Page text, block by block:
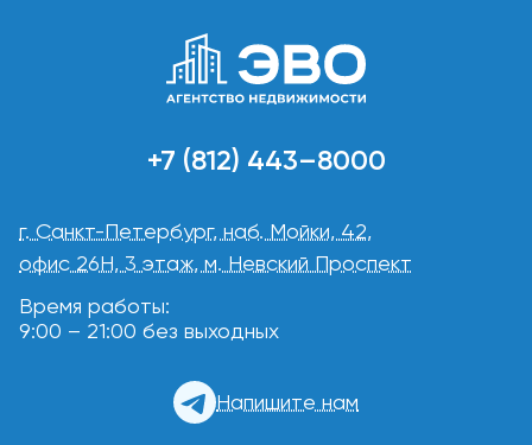
+7 (812) 443–8000
г. Санкт-Петербург, наб. Мойки, 42,
офис 26Н, 3 этаж, м. Невский Проспект
Время работы:
9:00 – 21:00 без выходных
Напишите нам